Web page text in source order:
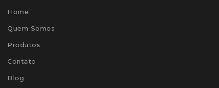
Home
Quem Somos
Produtos
Contato
Blog